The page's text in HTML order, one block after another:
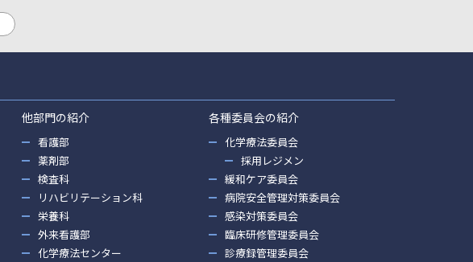
他部門の紹介
看護部
薬剤部
検査科
リハビリテーション科
栄養科
外来看護部
化学療法センター
各種委員会の紹介
化学療法委員会
採用レジメン
緩和ケア委員会
病院安全管理対策委員会
感染対策委員会
臨床研修管理委員会
診療録管理委員会